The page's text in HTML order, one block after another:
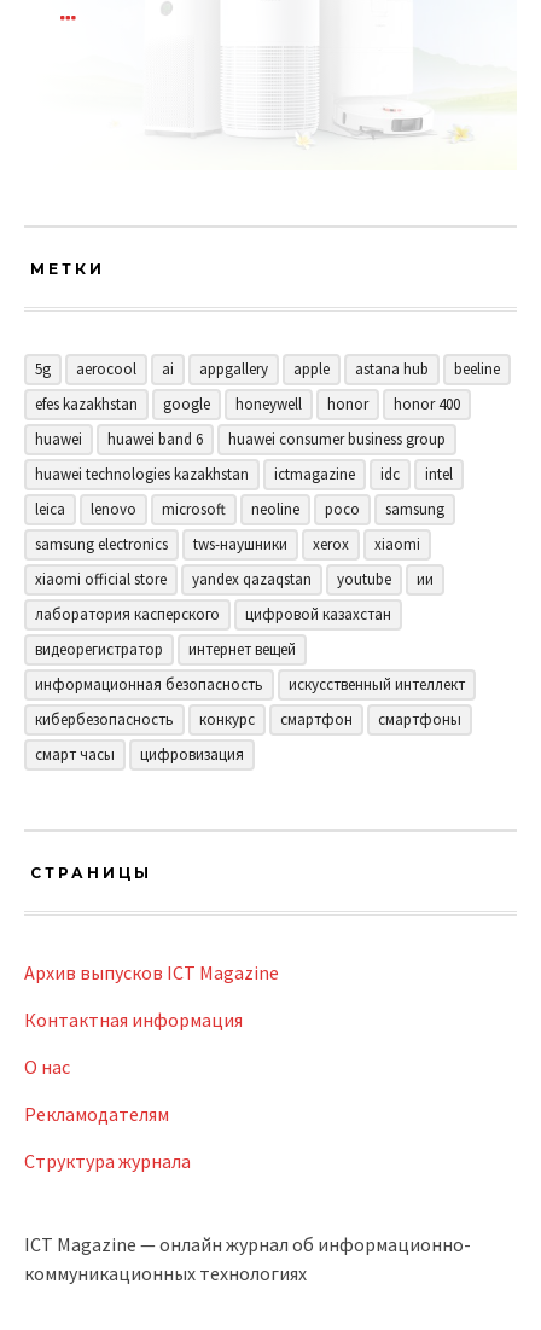
МЕТКИ
5g aerocool ai appgallery apple astana hub
beeline
efes kazakhstan
google honeywell honor
honor 400
huawei
huawei band 6
huawei consumer business group
huawei technologies kazakhstan
ictmagazine idc
intel
leica
lenovo microsoft neoline poco
samsung
samsung electronics
tws-наушники xerox
xiaomi
xiaomi official store
yandex qazaqstan youtube
ии
лаборатория касперского
цифровой казахстан
видеорегистратор
интернет вещей
информационная безопасность
искусственный интеллект
кибербезопасность
конкурс смартфон
смартфоны
смарт часы
цифровизация
СТРАНИЦЫ
Архив выпусков ICT Magazine
Контактная информация
О нас
Рекламодателям
Структура журнала
ICT Magazine — онлайн журнал об информационно-
коммуникационных технологиях